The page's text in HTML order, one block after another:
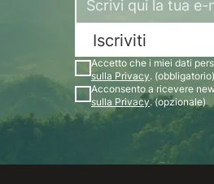
Iscriviti
Accetto che i miei dati
sulla Privacy. (obbligatorio)
Acconsento a ricevere
sulla Privacy. (opzionale)